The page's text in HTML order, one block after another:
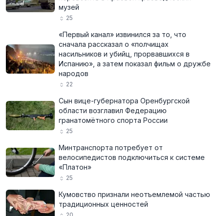
музей
25
«Первый канал» извинился за то, что
сначала рассказал о «полчищах
насильников и убийц, прорвавшихся в
Испанию», а затем показал фильм о дружбе
народов
22
Сын вице-губернатора Оренбургской
области возглавил Федерацию
гранатомётного спорта России
25
Минтранспорта потребует от
велосипедистов подключиться к системе
«Платон»
25
Кумовство признали неотъемлемой частью
традиционных ценностей